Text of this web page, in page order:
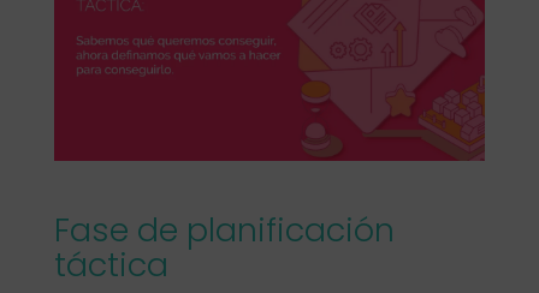
Fase de planificación
táctica